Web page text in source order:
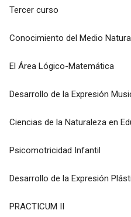
Tercer curso
Conocimiento del Medio
El Área Lógico-Matemática
Desarrollo de la Expresión
Ciencias de la Naturaleza en
Psicomotricidad Infantil
Desarrollo de la Expresión
PRACTICUM II